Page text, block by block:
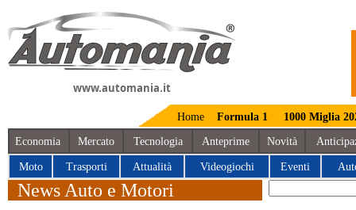
www.automania.it
Home Formula 1 1000 Miglia
Economia Mercato Tecnologia Anteprime Novità
Moto Trasporti Attualità Videogiochi Eventi
News Auto e Motori